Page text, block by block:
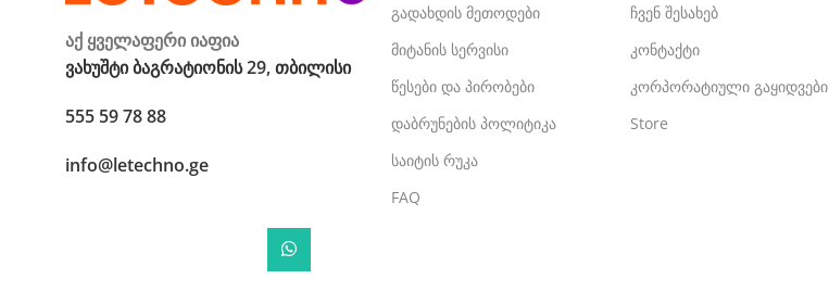
აქ ყველაფერი იაფია
ვახუშტი ბაგრატიონის 29, თბილისი
555 59 78 88
info@letechno.ge
გადახდის მეთოდები
მიტანის სერვისი
წესები და პირობები
დაბრუნების პოლიტიკა
საიტის რუკა
FAQ
ჩვენ შესახებ
კონტაქტი
კორპორატიული გაყიდვები
Store